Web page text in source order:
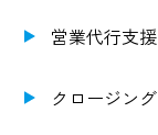
営業代行支援
クロージング